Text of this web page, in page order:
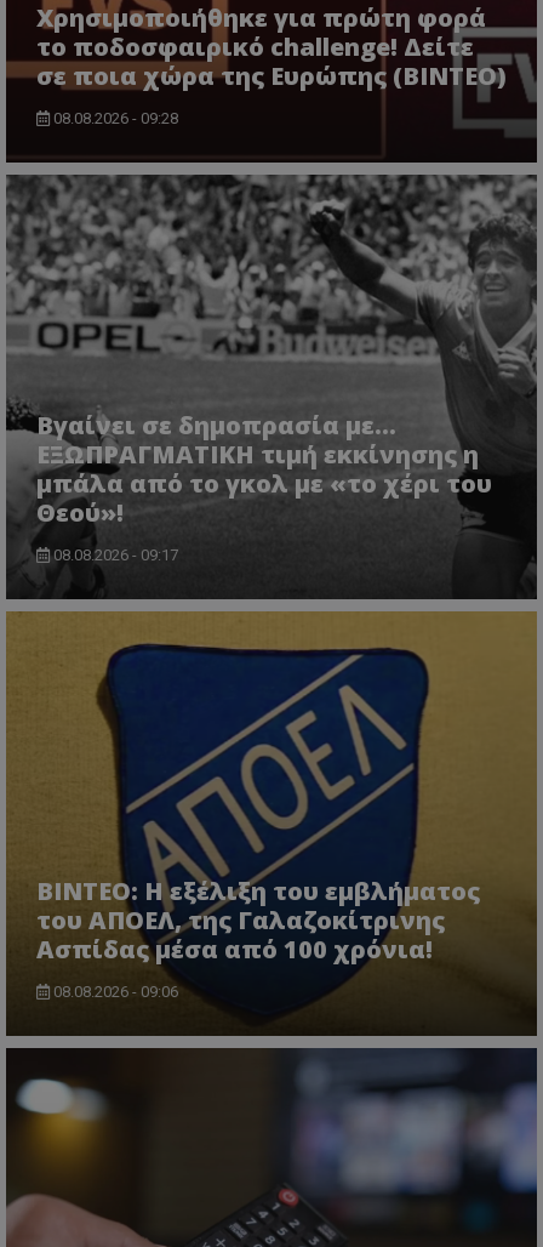
Χρησιμοποιήθηκε για πρώτη φορά
το ποδοσφαιρικό challenge! Δείτε
σε ποια χώρα της Ευρώπης (ΒΙΝΤΕΟ)
08.08.2026 - 09:28
Βγαίνει σε δημοπρασία με...
ΕΞΩΠΡΑΓΜΑΤΙΚΗ τιμή εκκίνησης η
μπάλα από το γκολ με «το χέρι του
Θεού»!
08.08.2026 - 09:17
ΒΙΝΤΕΟ: Η εξέλιξη του εμβλήματος
του ΑΠΟΕΛ, της Γαλαζοκίτρινης
Ασπίδας μέσα από 100 χρόνια!
08.08.2026 - 09:06